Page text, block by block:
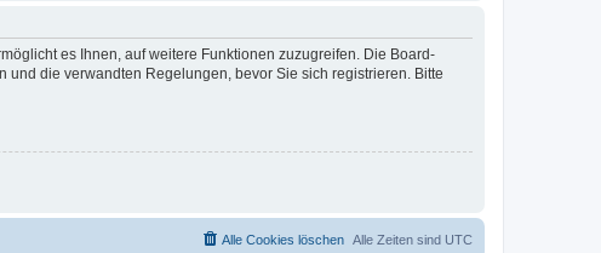
es Ihnen, auf weitere Funktionen zuzugreifen. Die Board-
die verwandten Regelungen, bevor Sie sich registrieren. Bitte
Alle Zeiten sind UTC
Alle Cookies löschen